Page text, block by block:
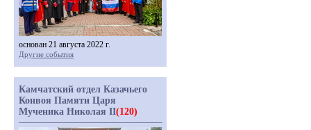
основан 21 августа 2022 г.
Другие события
Камчатский отдел Казачьего
Конвоя Памяти Царя
Мученика Николая II(120)